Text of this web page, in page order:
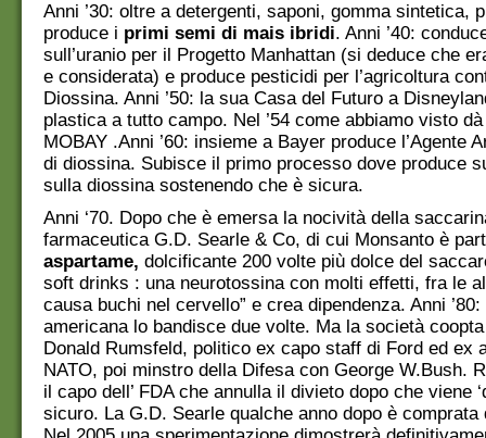
Anni ’30: oltre a detergenti, saponi, gomma sintetica,
produce i primi semi di mais ibridi. Anni ’40:
sull’uranio per il Progetto Manhattan (si deduce che
e considerata) e produce pesticidi per l’agricoltura
Diossina. Anni ’50: la sua Casa del Futuro a
plastica a tutto campo. Nel ’54 come abbiamo visto
MOBAY .Anni ’60: insieme a Bayer produce l’Agente
di diossina. Subisce il primo processo dove produce
sulla diossina sostenendo che è sicura.
Anni ‘70. Dopo che è emersa la nocività della
farmaceutica G.D. Searle & Co, di cui Monsanto è
aspartame, dolcificante 200 volte più dolce del
soft drinks : una neurotossina con molti effetti, fra le
causa buchi nel cervello” e crea dipendenza. Anni ’80:
americana lo bandisce due volte. Ma la società
Donald Rumsfeld, politico ex capo staff di Ford ed ex
NATO, poi minstro della Difesa con George W.Bush.
il capo dell’ FDA che annulla il divieto dopo che viene
sicuro. La G.D. Searle qualche anno dopo è comprata